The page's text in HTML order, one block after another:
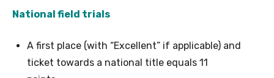
National field trials
A first place (with “Excellent” if applicable) and
ticket towards a national title equals 11